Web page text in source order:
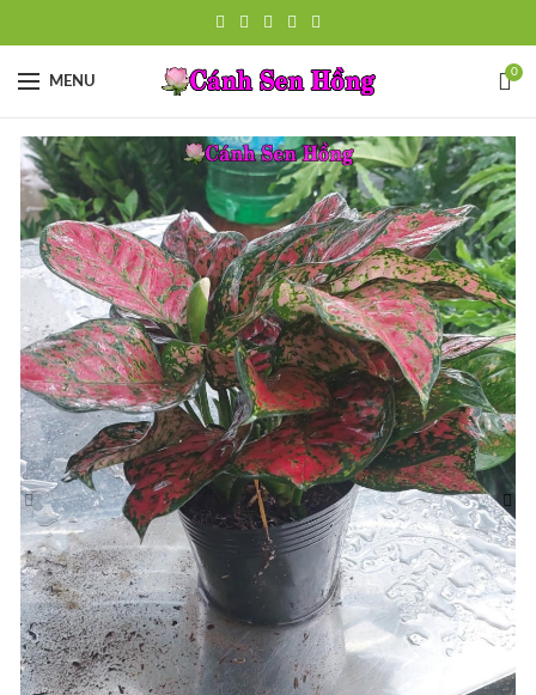
MENU
0